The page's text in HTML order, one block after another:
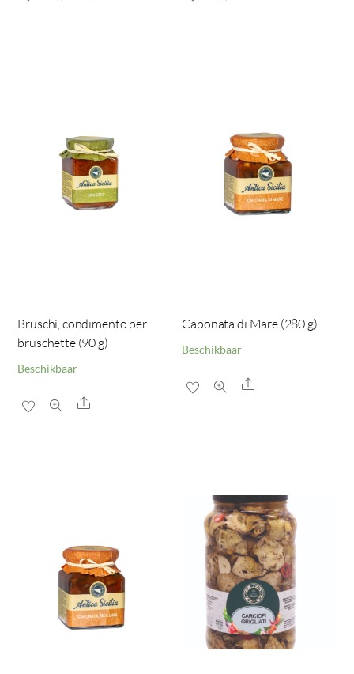
Bruschì, condimento per
bruschette (90 g)
Beschikbaar
Share
Caponata di Mare (280 g)
Beschikbaar
Share